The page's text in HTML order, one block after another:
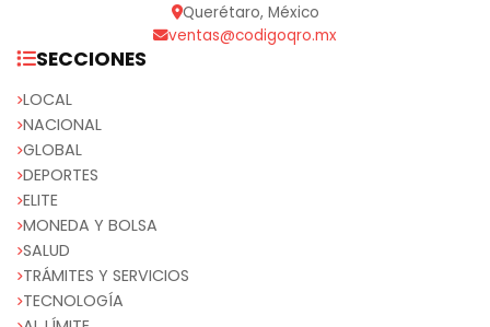
Querétaro, México
ventas@codigoqro.mx
SECCIONES
LOCAL
NACIONAL
GLOBAL
DEPORTES
ELITE
MONEDA Y BOLSA
SALUD
TRÁMITES Y SERVICIOS
TECNOLOGÍA